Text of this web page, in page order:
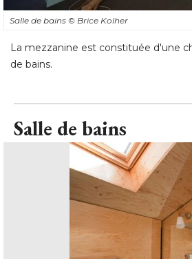
Salle de bains © Brice Kolher
La mezzanine est constituée d'une
de bains.
Salle de bains